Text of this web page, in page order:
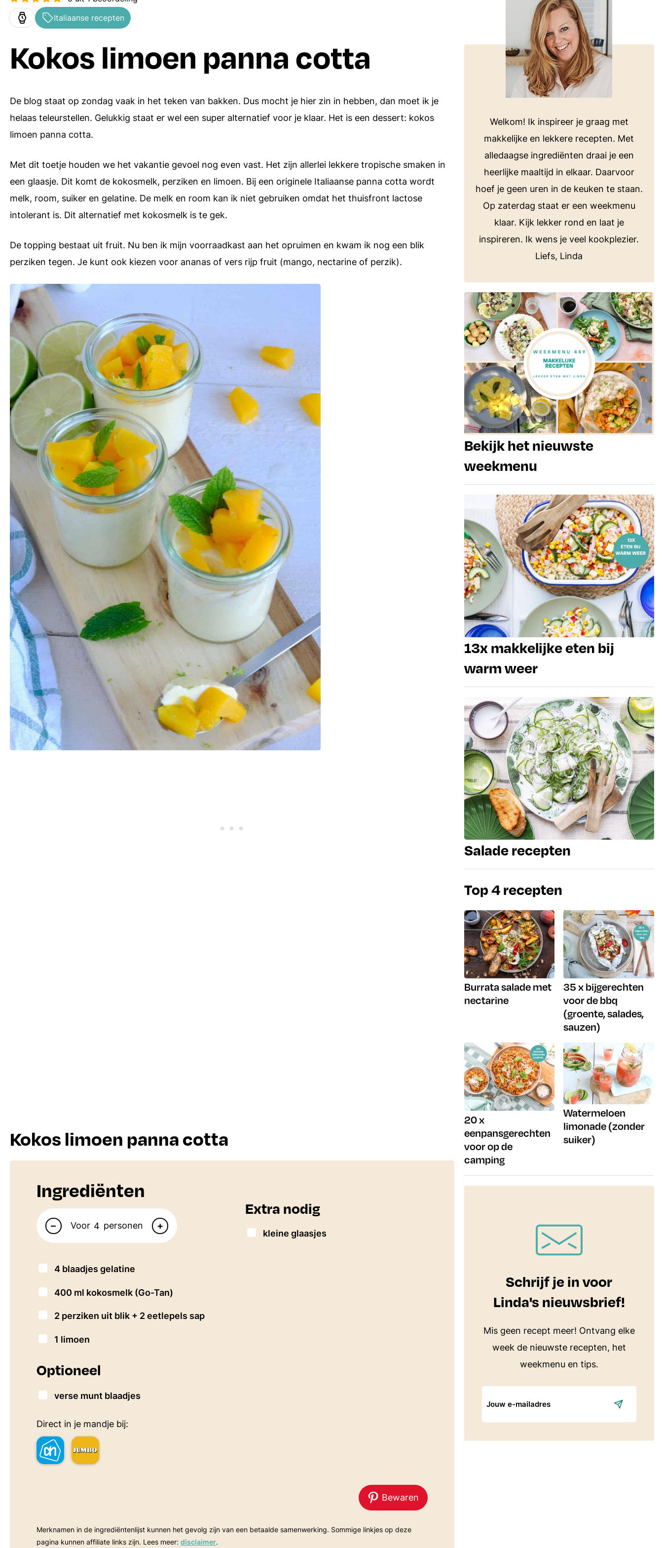
Hoofdgerechten
Desserts
Soepen
Receptenindex
Italiaanse recepten
voor bij de barbecue of koken op de
camping.
Bekijk alle E-books
Italiaanse recepten
Kokos limoen panna cotta
De blog staat op zondag vaak in het teken van bakken. Dus mocht je hier zin in hebben, dan moet ik je
helaas teleurstellen. Gelukkig staat er wel een super alternatief voor je klaar. Het is een dessert: kokos
limoen panna cotta.
Met dit toetje houden we het vakantie gevoel nog even vast. Het zijn allerlei lekkere tropische smaken in
een glaasje. Dit komt de kokosmelk, perziken en limoen. Bij een originele Italiaanse panna cotta wordt
melk, room, suiker en gelatine. De melk en room kan ik niet gebruiken omdat het thuisfront lactose
intolerant is. Dit alternatief met kokosmelk is te gek.
De topping bestaat uit fruit. Nu ben ik mijn voorraadkast aan het opruimen en kwam ik nog een blik
perziken tegen. Je kunt ook kiezen voor ananas of vers rijp fruit (mango, nectarine of perzik).
Kokos limoen panna cotta
Ingrediënten
Aantal personen
– Voor personen +
▢
4 blaadjes gelatine
▢
400 ml kokosmelk (Go-Tan)
▢
2 perziken uit blik + 2 eetlepels sap
▢
1 limoen
Optioneel
▢
verse munt blaadjes
Extra nodig
▢
kleine glaasjes
Direct in je mandje bij:
Bewaren
Merknamen in de ingrediëntenlijst kunnen het gevolg zijn van een betaalde samenwerking. Sommige linkjes op deze
pagina kunnen affiliate links zijn. Lees meer: disclaimer.
Welkom! Ik inspireer je graag met
makkelijke en lekkere recepten. Met
alledaagse ingrediënten draai je een
heerlijke maaltijd in elkaar. Daarvoor
hoef je geen uren in de keuken te staan.
Op zaterdag staat er een weekmenu
klaar. Kijk lekker rond en laat je
inspireren. Ik wens je veel kookplezier.
Liefs, Linda
Bekijk het nieuwste
weekmenu
13x makkelijke eten bij
warm weer
Salade recepten
Top 4 recepten
Burrata salade met
nectarine
35 x bijgerechten
voor de bbq
(groente, salades,
sauzen)
20 x
eenpansgerechten
voor op de
camping
Watermeloen
limonade (zonder
suiker)
Schrijf je in voor
Linda's nieuwsbrief!
Mis geen recept meer! Ontvang elke
week de nieuwste recepten, het
weekmenu en tips.
mailadres